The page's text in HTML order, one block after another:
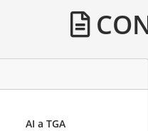
AI a TGA